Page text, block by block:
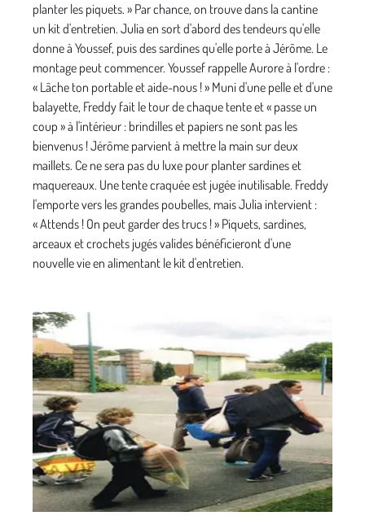
planter les piquets. » Par chance, on trouve dans la cantine
un kit d'entretien. Julia en sort d'abord des tendeurs qu'elle
donne à Youssef, puis des sardines qu'elle porte à Jérôme. Le
montage peut commencer. Youssef rappelle Aurore à l'ordre :
« Lâche ton portable et aide-nous ! » Muni d'une pelle et d'une
balayette, Freddy fait le tour de chaque tente et « passe un
coup » à l'intérieur : brindilles et papiers ne sont pas les
bienvenus ! Jérôme parvient à mettre la main sur deux
maillets. Ce ne sera pas du luxe pour planter sardines et
maquereaux. Une tente craquée est jugée inutilisable. Freddy
l'emporte vers les grandes poubelles, mais Julia intervient :
« Attends ! On peut garder des trucs ! » Piquets, sardines,
arceaux et crochets jugés valides bénéficieront d'une
nouvelle vie en alimentant le kit d'entretien.